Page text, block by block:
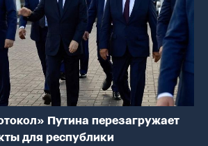
Путина перезагружает
для республики